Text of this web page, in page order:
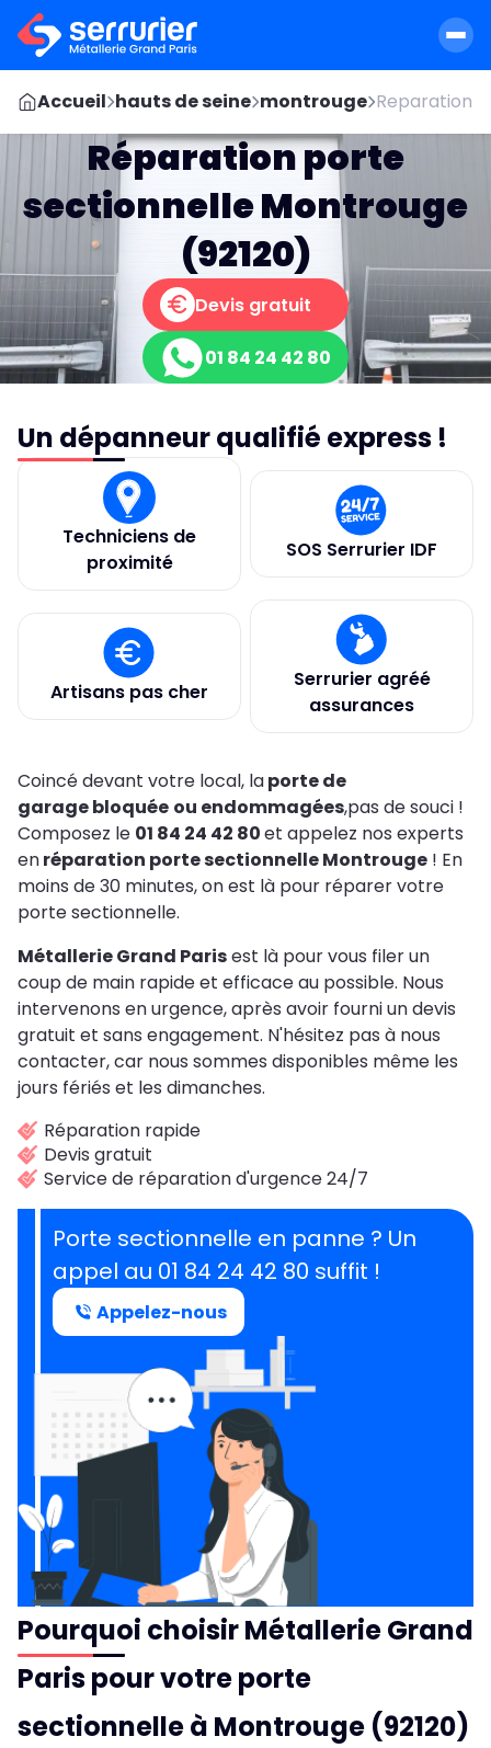
Accueil hauts de seine montrouge Reparation
Réparation porte
sectionnelle Montrouge
(92120)
Devis gratuit
01 84 24 42 80
Un dépanneur qualifié express !
Techniciens de
proximité
SOS Serrurier IDF
Artisans pas cher
Serrurier agréé
assurances
Coincé devant votre local, laporte de
garage bloquée ou endommagées,pas de souci !
Composez le 01 84 24 42 80et appelez nos experts
enréparation porte sectionnelle Montrouge ! En
moins de 30 minutes, on est là pour réparer votre
porte sectionnelle.
Métallerie Grand Parisest là pour vous filer un
coup de main rapide et efficace au possible. Nous
intervenons en urgence, après avoir fourni un devis
gratuit et sans engagement. N'hésitez pas à nous
contacter, car nous sommes disponibles même les
jours fériés et les dimanches.
Réparation rapide
Devis gratuit
Service de réparation d'urgence 24/7
Porte sectionnelle en panne ? Un
appel au 01 84 24 42 80 suffit !
Appelez-nous
Pourquoi choisir Métallerie Grand
Paris pour votre porte
sectionnelle à Montrouge (92120)